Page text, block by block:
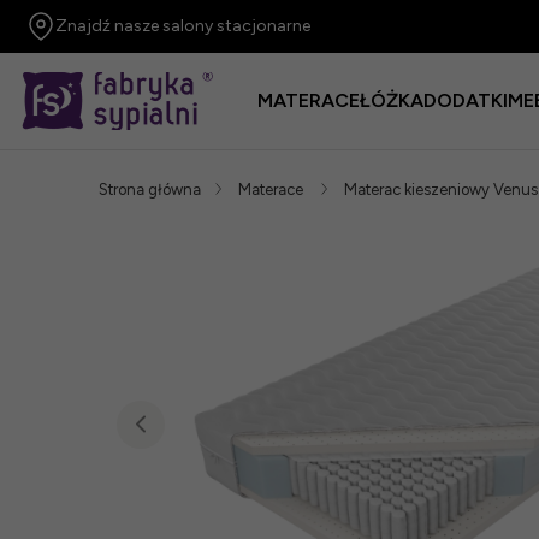
Znajdź nasze salony stacjonarne
MATERACEŁÓŻKADODATKI
Strona główna Materace Materac kieszeniowy